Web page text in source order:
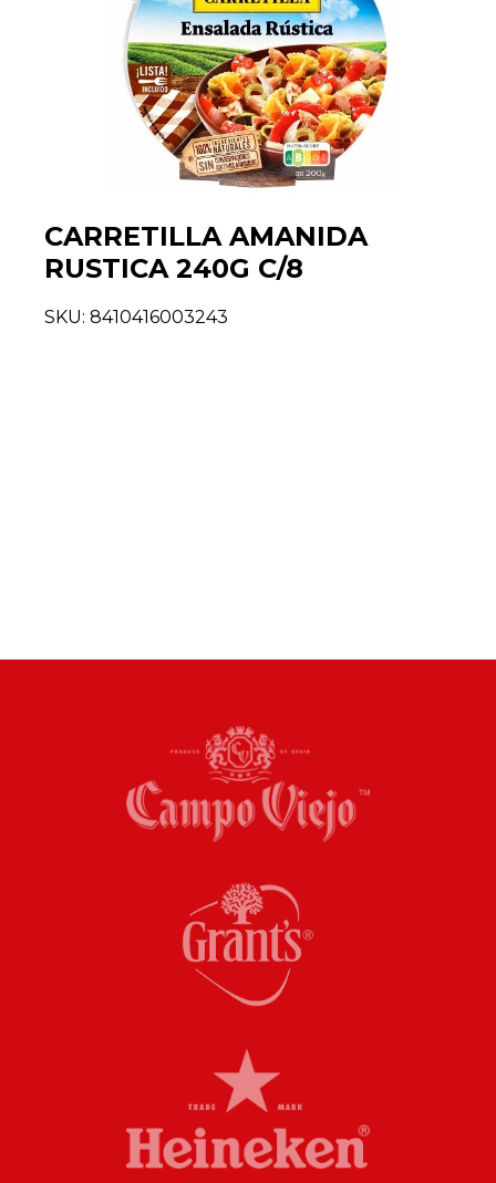
CARRETILLA AMANIDA
RUSTICA 240G C/8
SKU: 8410416003243